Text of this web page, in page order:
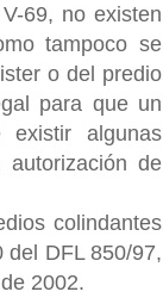
69, no existen
tampoco se
o del predio
para que un
algunas
de
colindantes
del DFL 850/97,
2002.